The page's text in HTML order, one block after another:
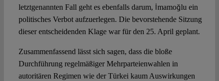
letztgenannten Fall geht es ebenfalls darum, İmamoğlu ein
politisches Verbot aufzuerlegen. Die bevorstehende Sitzung
dieser entscheidenden Klage war für den 25. April geplant.
Zusammenfassend lässt sich sagen, dass die bloße
Durchführung regelmäßiger Mehrparteienwahlen in
autoritären Regimen wie der Türkei kaum Auswirkungen